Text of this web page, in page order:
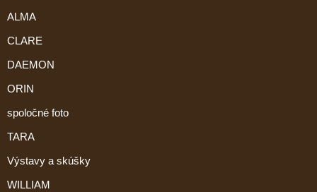
ALMA
CLARE
DAEMON
ORIN
spoločné foto
TARA
Výstavy a skúšky
WILLIAM